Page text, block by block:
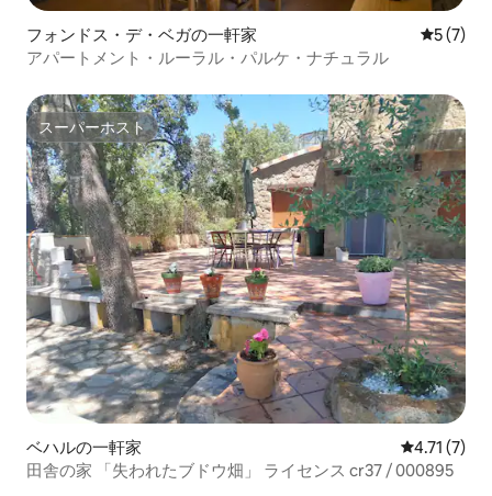
フォンドス・デ・ベガの一軒家 レビュー
5 (7)
アパートメント・ルーラル・パルケ・ナチュラル
スーパーホスト
スーパーホスト
ベハルの一軒家 レビュー7
4.71 (7)
田舎の家 「失われたブドウ畑」 ライセンス cr37 / 000895